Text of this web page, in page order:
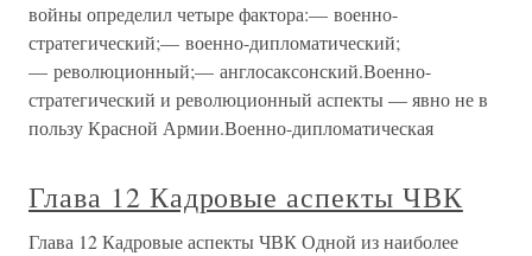
войны определил четыре фактора:— военно-
стратегический;— военно-дипломатический;
— революционный;— англосаксонский.Военно-
стратегический и революционный аспекты — явно не в
пользу Красной Армии.Военно-дипломатическая
Глава 12 Кадровые аспекты ЧВК
Глава 12 Кадровые аспекты ЧВК Одной из наиболее